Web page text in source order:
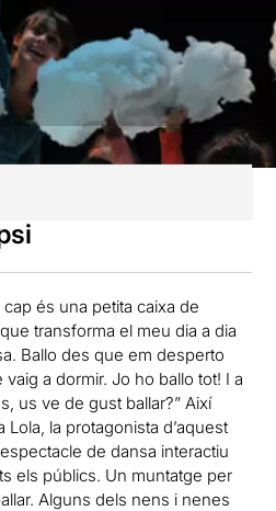
cap és una petita caixa de
transforma el meu dia a dia
Ballo des que em desperto
vaig a dormir. Jo ho ballo tot! I a
us ve de gust ballar?” Així
Lola, la protagonista d’aquest
de dansa interactiu
els públics. Un muntatge per
Alguns dels nens i nenes